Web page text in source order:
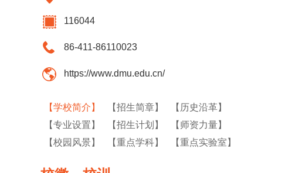
116044
86-411-86110023
https://www.dmu.edu.cn/
【学校简介】 【招生简章】
【历史沿革】
【专业设置】
【招生计划】
【师资力量】
【校园风景】
【重点学科】 【重点实验室】